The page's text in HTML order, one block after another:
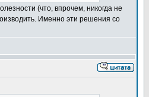
(что, впрочем, никогда не
Именно эти решения со